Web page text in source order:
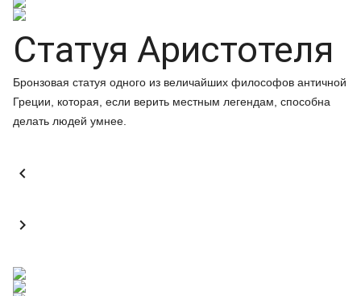
Статуя Аристотеля
Бронзовая статуя одного из величайших философов античной
Греции, которая, если верить местным легендам, способна
делать людей умнее.

